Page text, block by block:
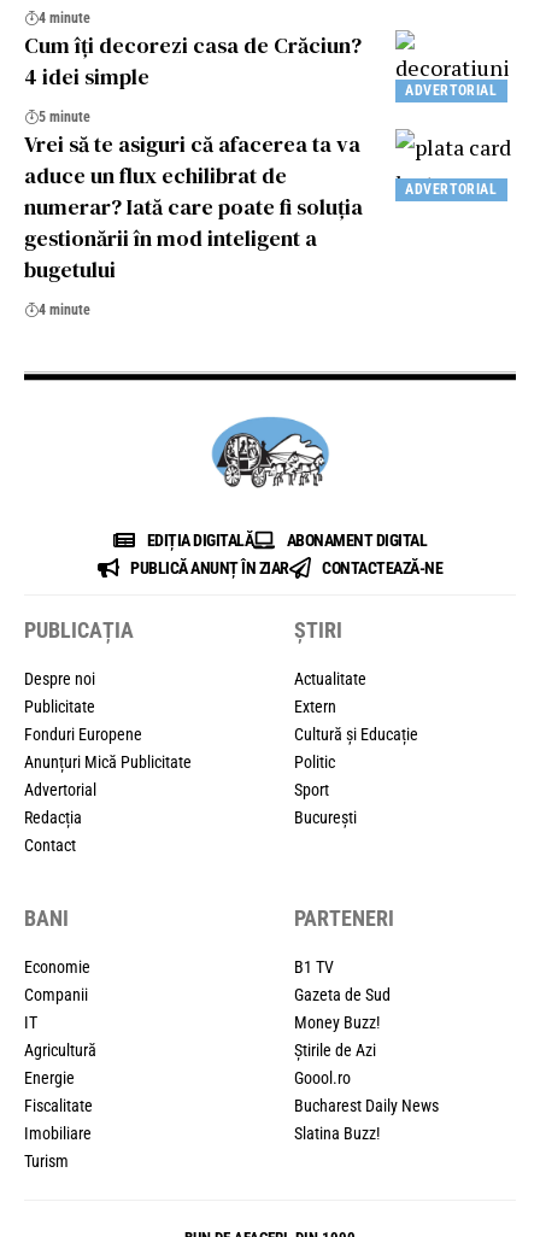
4 minute
ADVERTORIAL
Cum îți decorezi casa de Crăciun?
4 idei simple
5 minute
ADVERTORIAL
Vrei să te asiguri că afacerea ta va
aduce un flux echilibrat de
numerar? Iată care poate fi soluția
gestionării în mod inteligent a
bugetului
4 minute
EDIȚIA DIGITALĂ
ABONAMENT DIGITAL
PUBLICĂ ANUNȚ ÎN ZIAR
CONTACTEAZĂ-NE
PUBLICAȚIA
Despre noi
Publicitate
Fonduri Europene
Anunțuri Mică Publicitate
Advertorial
Redacția
Contact
ȘTIRI
Actualitate
Extern
Cultură și Educație
Politic
Sport
București
BANI
Economie
Companii
IT
Agricultură
Energie
Fiscalitate
Imobiliare
Turism
PARTENERI
B1 TV
Gazeta de Sud
Money Buzz!
Știrile de Azi
Goool.ro
Bucharest Daily News
Slatina Buzz!